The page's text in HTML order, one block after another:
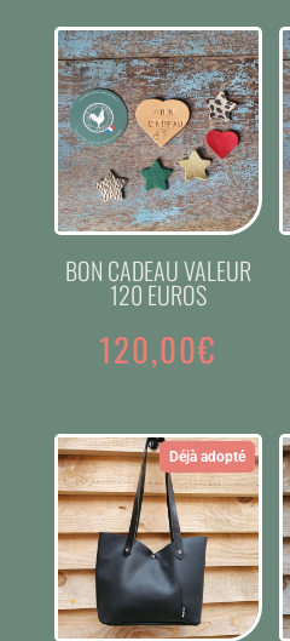
BON CADEAU VALEUR
120 EUROS
120,00€
Déjà adopté